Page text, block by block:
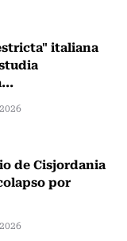
italiana
de Cisjordania
por